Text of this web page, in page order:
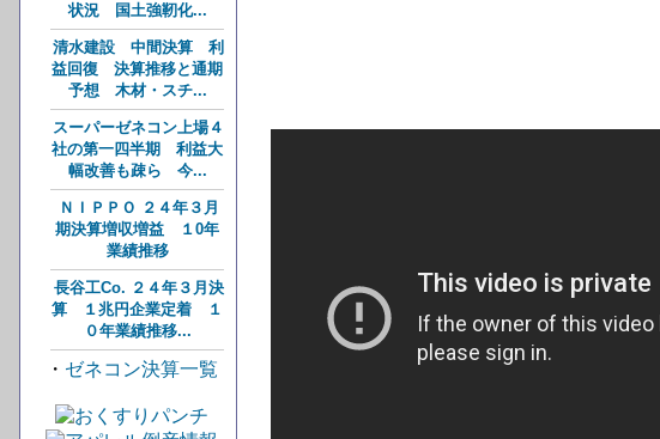
状況 国土強靭化...
清水建設 中間決算 利
益回復 決算推移と通期
予想 木材・スチ...
スーパーゼネコン上場４
社の第一四半期 利益大
幅改善も疎ら 今...
ＮＩＰＰＯ ２４年３月
期決算増収増益 １0年
業績推移
長谷工Co. ２４年３月決
算 １兆円企業定着 １
０年業績推移...
・ ゼネコン決算一覧